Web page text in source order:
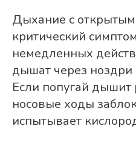
Дыхание с
критический
немедленных
дышат через
Если попугай дышит
носовые ходы
испытывает